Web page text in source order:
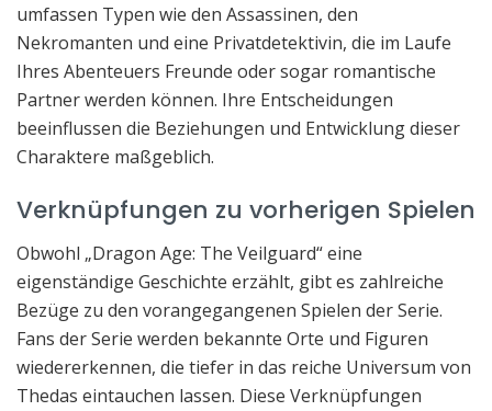
umfassen Typen wie den Assassinen, den
Nekromanten und eine Privatdetektivin, die im Laufe
Ihres Abenteuers Freunde oder sogar romantische
Partner werden können. Ihre Entscheidungen
beeinflussen die Beziehungen und Entwicklung dieser
Charaktere maßgeblich.
Verknüpfungen zu vorherigen Spielen
Obwohl „Dragon Age: The Veilguard“ eine
eigenständige Geschichte erzählt, gibt es zahlreiche
Bezüge zu den vorangegangenen Spielen der Serie.
Fans der Serie werden bekannte Orte und Figuren
wiedererkennen, die tiefer in das reiche Universum von
Thedas eintauchen lassen. Diese Verknüpfungen